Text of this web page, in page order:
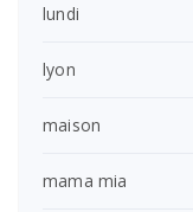
lundi
lyon
maison
mama mia